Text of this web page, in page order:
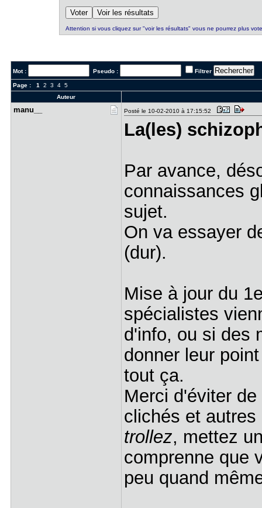
Attention si vous cliquez sur "voir les résultats" vous ne pourrez plus
Mot : Pseudo : Filtrer
Page : 1 2 3 4 5
Auteur
manu__ Posté le 10-02-2010 à 17:15:52
La(les)
Par avance,
connaissances
sujet.
On va essayer
(dur).
Mise à jour du
spécialistes
d'info, ou si des
donner leur
tout ça.
Merci d'éviter
clichés et
trollez, mettez
comprenne que
peu quand